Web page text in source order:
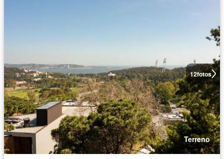
12fotos
Terreno